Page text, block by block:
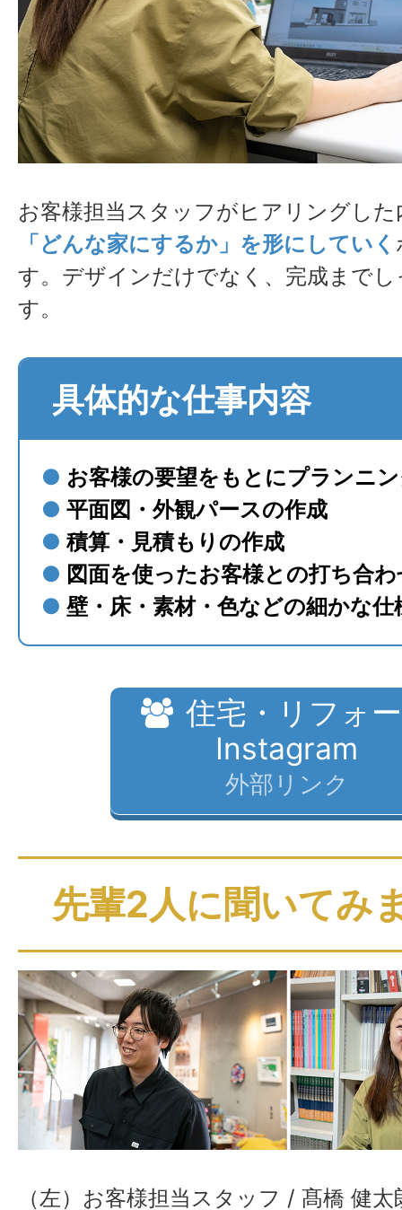
お客様担当スタッフがヒアリングし
「どんな家にするか」を形にしていく
す。デザインだけでなく、完成まで
す。
具体的な仕事内容
● お客様の要望をもとにプランニ
● 平面図・外観パースの作成
● 積算・見積もりの作成
● 図面を使ったお客様との打ち合
● 壁・床・素材・色などの細かな仕
住宅・リフォ
Instagram
外部リンク
先輩2人に聞いてみ
（左）お客様担当スタッフ / 髙橋 健